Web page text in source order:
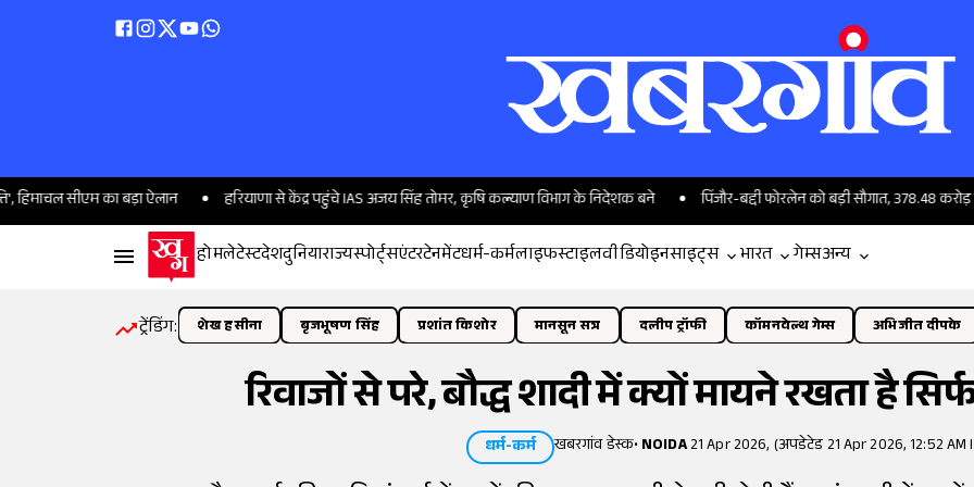
सीएम का बड़ा ऐलान हरियाणा से केंद्र पहुंचे IAS अजय सिंह तोमर, कृषि कल्याण विभाग के निदेशक बने पिंजौर-बद्दी फोरलेन को बड़ी सौगात, 378.48 करोड़ से सुहाना
होमलेटेस्टदेशदुनियाराज्यस्पोर्ट्सएंटरटेनमेंटधर्म-कर्मलाइफस्टाइलवीडियोइनसाइट्स भारत गेम्सअन्य
ट्रेंडिंग: शेख हसीना बृजभूषण सिंह प्रशांत किशोर मानसून सत्र दलीप ट्रॉफी कॉमनवेल्थ गेम्स अभिजीत दीपके
रिवाजों से परे, बौद्ध शादी में क्यों मायने रखता है
धर्म-कर्म खबरगांव डेस्क•NOIDA21 Apr 2026, (अपडेटेड 21 Apr 2026, 12:52 AM